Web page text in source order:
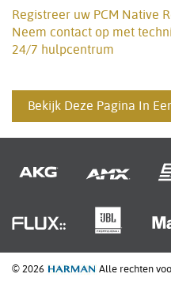
Registreer uw PCM Native
Neem contact op met
24/7 hulpcentrum
Bekijk Deze Pagina In
© 2026 Alle rechten